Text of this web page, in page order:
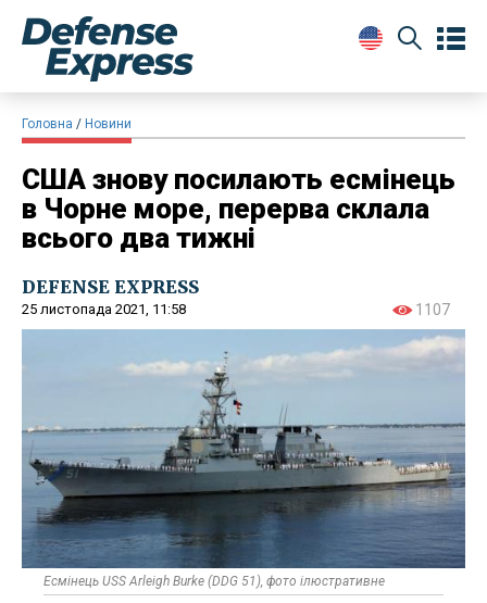
Головна Новини
США знову посилають есмінець
в Чорне море, перерва склала
всього два тижні
DEFENSE EXPRESS
25 листопада 2021, 11:58 1107
Есмінець USS Arleigh Burke (DDG 51), фото ілюстративне